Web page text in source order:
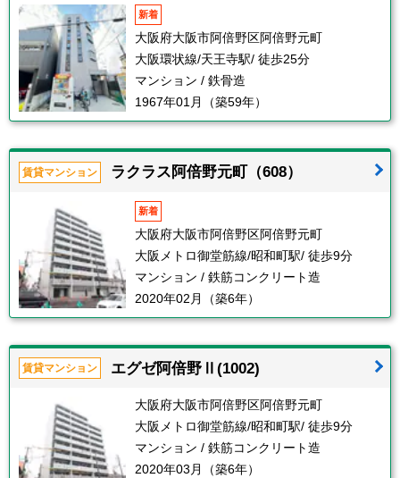
新着
大阪府大阪市阿倍野区阿倍野元町
大阪環状線/天王寺駅/ 徒歩25分
マンション / 鉄骨造
1967年01月（築59年）
賃貸マンション ラクラス阿倍野元町（608）
新着
大阪府大阪市阿倍野区阿倍野元町
大阪メトロ御堂筋線/昭和町駅/ 徒歩9分
マンション / 鉄筋コンクリート造
2020年02月（築6年）
賃貸マンション エグゼ阿倍野Ⅱ(1002)
大阪府大阪市阿倍野区阿倍野元町
大阪メトロ御堂筋線/昭和町駅/ 徒歩9分
マンション / 鉄筋コンクリート造
2020年03月（築6年）